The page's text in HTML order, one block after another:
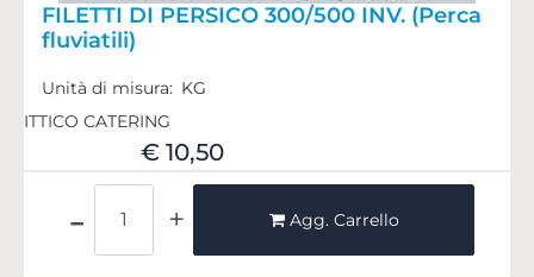
FILETTI DI PERSICO 300/500 INV. (Perca
fluviatili)
Unità di misura: KG
ITTICO CATERING
€ 10,50
Agg. Carrello